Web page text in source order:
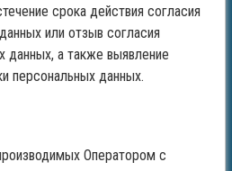
срока действия согласия
или отзыв согласия
данных, а также выявление
персональных данных.
Оператором с